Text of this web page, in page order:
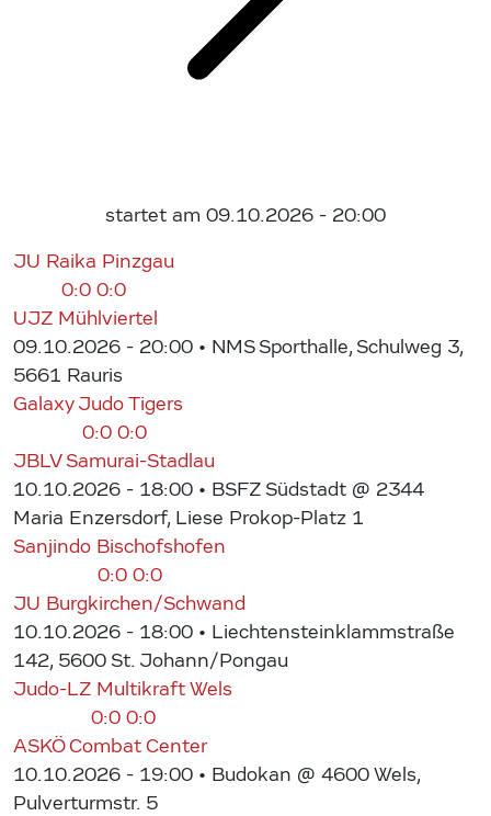
startet am 09.10.2026 - 20:00
JU Raika Pinzgau
0:0 0:0
UJZ Mühlviertel
09.10.2026 - 20:00 • NMS Sporthalle, Schulweg 3,
5661 Rauris
Galaxy Judo Tigers
0:0 0:0
JBLV Samurai-Stadlau
10.10.2026 - 18:00 • BSFZ Südstadt @ 2344
Maria Enzersdorf, Liese Prokop-Platz 1
Sanjindo Bischofshofen
0:0 0:0
JU Burgkirchen/Schwand
10.10.2026 - 18:00 • Liechtensteinklammstraße
142, 5600 St. Johann/Pongau
Judo-LZ Multikraft Wels
0:0 0:0
ASKÖ Combat Center
10.10.2026 - 19:00 • Budokan @ 4600 Wels,
Pulverturmstr. 5